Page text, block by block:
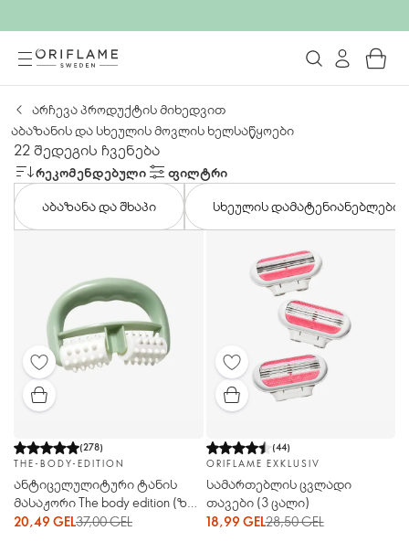
არჩევა პროდუქტის მიხედვით
აბაზანის და სხეულის მოვლის ხელსაწყოები
22 შედეგის ჩვენება
ᲠᲔᲙᲝᲛᲔᲜᲓᲔᲑᲣᲚᲘ
ᲤᲘᲚᲢᲠᲘ
აბაზანა და შხაპი
სხეულის დამატენიანებლები
(278)
THE-BODY-EDITION
ანტიცელულიტური ტანის
მასაჟორი The body edition (ზი
ბოდი ედიშენ)
20,49 GEL37,00 GEL
(44)
ORIFLAME EXKLUSIV
სამართებლის ცვლადი
თავები (3 ცალი)
18,99 GEL28,50 GEL